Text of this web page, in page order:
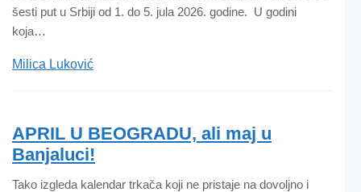
šesti put u Srbiji od 1. do 5. jula 2026. godine. U godini
koja…
Milica Luković
APRIL U BEOGRADU, ali maj u
Banjaluci!
Tako izgleda kalendar trkača koji ne pristaje na dovoljno i